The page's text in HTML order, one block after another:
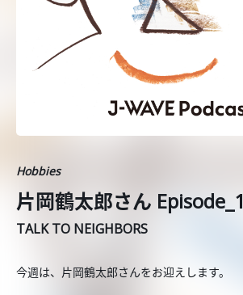
Hobbies
片岡鶴太郎さん Episode_1
TALK TO NEIGHBORS
今週は、片岡鶴太郎さんをお迎えします。